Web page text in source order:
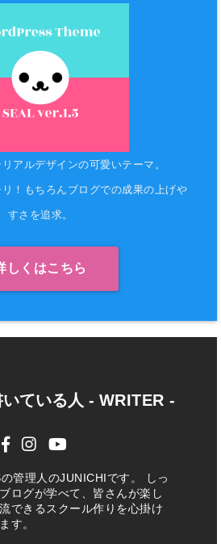
アルデザインの可愛いテーマ。
！もちろんブログでの成果の上げや
すさを追求。
しくはこちら
ている人 - WRITER -
管理人のJUNICHIです。 しっ
ログが学べて、皆さんが楽し
できるスクール作りを心掛け
す。